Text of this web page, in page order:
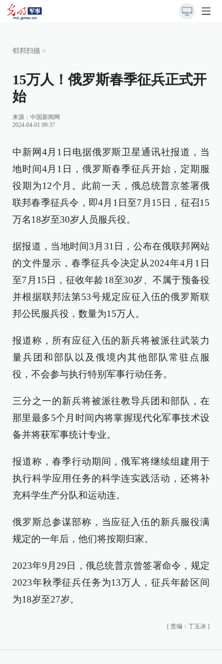
邻邦扫描 >
15万人！俄罗斯春季征兵正式开
始
来源： 中国新闻网
2024-04-01 09:37
中新网4月1日电据俄罗斯卫星通讯社报道，当
地时间4月1日，俄罗斯春季征兵开始，定期服
役期为12个月。此前一天，俄总统普京签署俄
联邦春季征兵令，即4月1日至7月15日，征召15
万名18岁至30岁人员服兵役。
据报道，当地时间3月31日，公布在俄联邦网站
的文件显示，春季征兵令决定从2024年4月1日
至7月15日，征收年龄18至30岁、不属于预备役
并根据联邦法第53号规定应征入伍的俄罗斯联
邦公民服兵役，数量为15万人。
报道称，所有应征入伍的新兵将被派往武装力
量兵团和部队以及俄境内其他部队常驻点服
役，不会参与执行特别军事行动任务。
三分之一的新兵将被派往教导兵团和部队，在
那里最多5个月时间内将掌握现代化军事技术设
备并将获军事统计专业。
报道称，春季行动期间，俄军将继续组建用于
执行科学应用任务的科学连实践活动，还将补
充科学生产分队和运动连。
俄罗斯总参谋部称，当应征入伍的新兵服役满
规定的一年后，他们将按期归家。
2023年9月29日，俄总统普京曾签署命令，规定
2023年秋季征兵任务为13万人，征兵年龄区间
为18岁至27岁。
[ 责编：丁玉冰 ]